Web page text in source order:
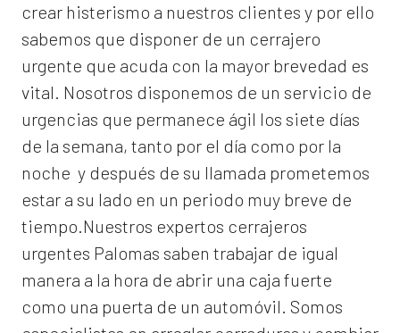
crear histerismo a nuestros clientes y por ello
sabemos que disponer de un cerrajero
urgente que acuda con la mayor brevedad es
vital. Nosotros disponemos de un servicio de
urgencias que permanece ágil los siete días
de la semana, tanto por el día como por la
noche y después de su llamada prometemos
estar a su lado en un periodo muy breve de
tiempo.Nuestros expertos cerrajeros
urgentes Palomas saben trabajar de igual
manera a la hora de abrir una caja fuerte
como una puerta de un automóvil. Somos